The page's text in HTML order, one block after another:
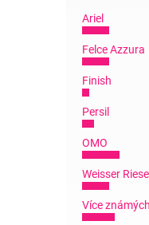
Ariel
Felce Azzura
Finish
Persil
OMO
Weisser Riese
Více